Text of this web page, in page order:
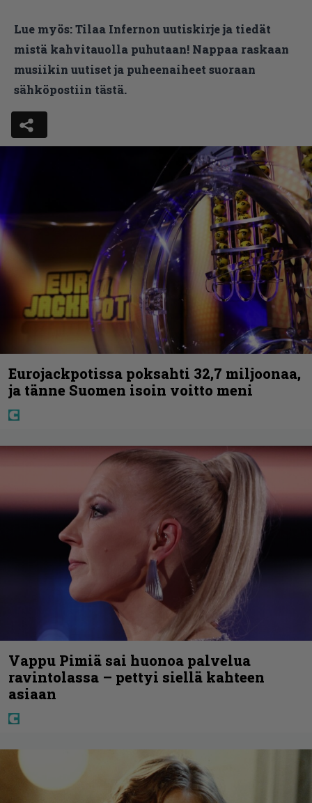
Lue myös:Tilaa Infernon uutiskirje ja tiedät
mistä kahvitauolla puhutaan! Nappaa raskaan
musiikin uutiset ja puheenaiheet suoraan
sähköpostiin tästä.
Eurojackpotissa poksahti 32,7 miljoonaa,
ja tänne Suomen isoin voitto meni
Vappu Pimiä sai huonoa palvelua
ravintolassa – pettyi siellä kahteen
asiaan